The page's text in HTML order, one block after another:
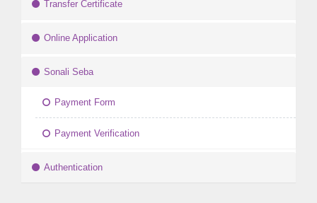
Transfer Certificate
Online Application
Sonali Seba
Payment Form
Payment Verification
Authentication